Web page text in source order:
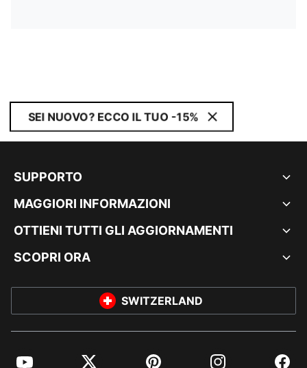
SEI NUOVO? ECCO IL TUO -15%
SUPPORTO
MAGGIORI INFORMAZIONI
OTTIENI TUTTI GLI AGGIORNAMENTI
SCOPRI ORA
SWITZERLAND